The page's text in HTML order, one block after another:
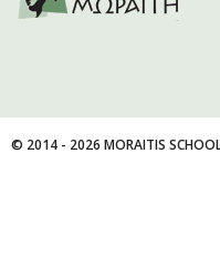
© 2014 - 2026 MORAITIS